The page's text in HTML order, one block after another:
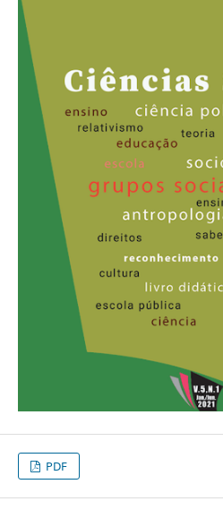
PDF